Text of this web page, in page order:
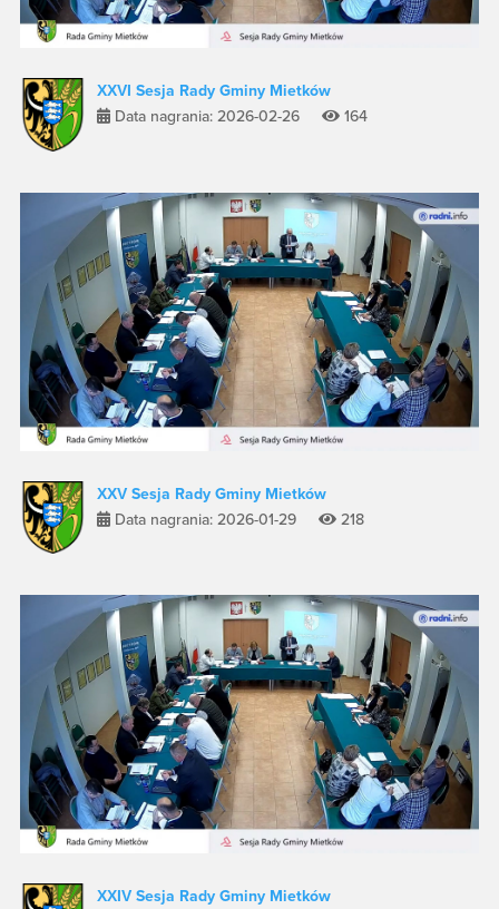
XXVI Sesja Rady Gminy Mietków
Data nagrania: 2026-02-26
164
XXV Sesja Rady Gminy Mietków
Data nagrania: 2026-01-29
218
XXIV Sesja Rady Gminy Mietków